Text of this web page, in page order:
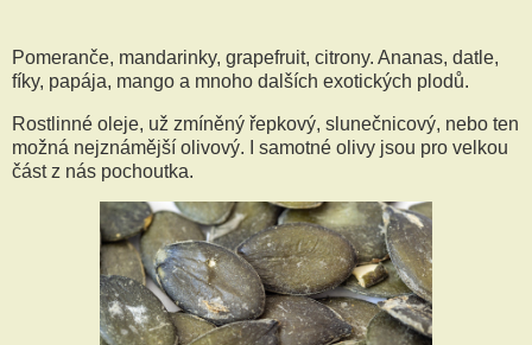
Pomeranče, mandarinky, grapefruit, citrony. Ananas, datle,
fíky, papája, mango a mnoho dalších exotických plodů.
Rostlinné oleje, už zmíněný řepkový, slunečnicový, nebo ten
možná nejznámější olivový. I samotné olivy jsou pro velkou
část z nás pochoutka.